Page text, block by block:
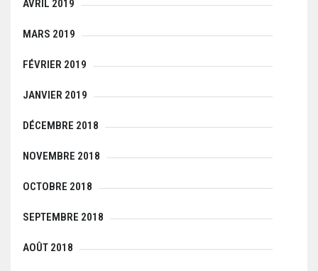
AVRIL 2019
MARS 2019
FÉVRIER 2019
JANVIER 2019
DÉCEMBRE 2018
NOVEMBRE 2018
OCTOBRE 2018
SEPTEMBRE 2018
AOÛT 2018